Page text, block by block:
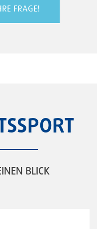
FRAGE!
BLICK